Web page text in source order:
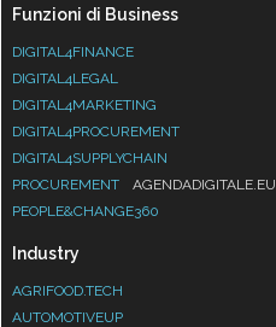
Funzioni di Business
DIGITAL4FINANCE
DIGITAL4LEGAL
DIGITAL4MARKETING
DIGITAL4PROCUREMENT
DIGITAL4SUPPLYCHAIN
PROCUREMENT
AGENDADIGITALE.EU
PEOPLE&CHANGE360
Industry
AGRIFOOD.TECH
AUTOMOTIVEUP